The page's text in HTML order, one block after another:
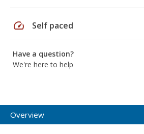
speed Self paced
Have a question?
We're here to help
Overview